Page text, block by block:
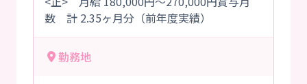
数 計 2.35ヶ月分（前年度実績）
勤務地